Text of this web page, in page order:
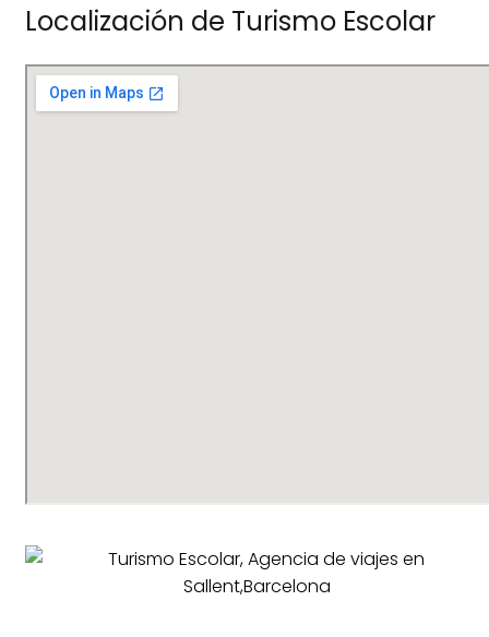
Localización de Turismo Escolar